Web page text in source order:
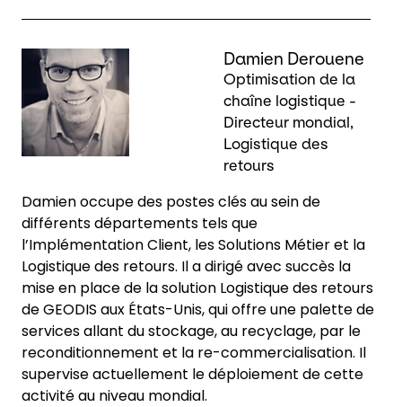
Keepeek Damien Derouene
Optimisation de la
chaîne logistique -
Directeur mondial,
Logistique des
retours
Damien occupe des postes clés au sein de
différents départements tels que
l’Implémentation Client, les Solutions Métier et la
Logistique des retours. Il a dirigé avec succès la
mise en place de la solution Logistique des retours
de GEODIS aux États-Unis, qui offre une palette de
services allant du stockage, au recyclage, par le
reconditionnement et la re-commercialisation. Il
supervise actuellement le déploiement de cette
activité au niveau mondial.